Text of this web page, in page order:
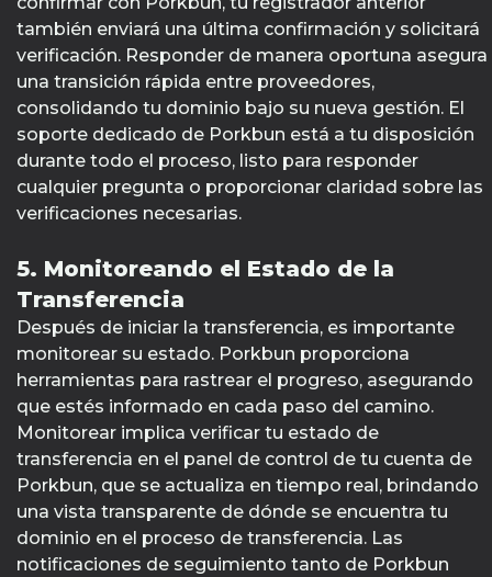
también enviará una última confirmación y solicitará
verificación. Responder de manera oportuna asegura
una transición rápida entre proveedores,
consolidando tu dominio bajo su nueva gestión. El
soporte dedicado de Porkbun está a tu disposición
durante todo el proceso, listo para responder
cualquier pregunta o proporcionar claridad sobre las
verificaciones necesarias.
5. Monitoreando el Estado de la
Transferencia
Después de iniciar la transferencia, es importante
monitorear su estado. Porkbun proporciona
herramientas para rastrear el progreso, asegurando
que estés informado en cada paso del camino.
Monitorear implica verificar tu estado de
transferencia en el panel de control de tu cuenta de
Porkbun, que se actualiza en tiempo real, brindando
una vista transparente de dónde se encuentra tu
dominio en el proceso de transferencia. Las
notificaciones de seguimiento tanto de Porkbun